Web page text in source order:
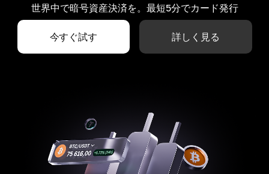
世界中で暗号資産決済を。最短5分でカード発行
今すぐ試す 詳しく見る